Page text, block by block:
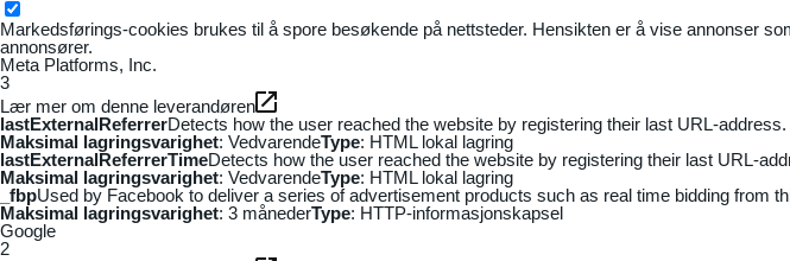
Markedsførings-cookies brukes til å spore besøkende på nettsteder. Hensikten er å vise annonser
annonsører.
Meta Platforms, Inc.
3
Lær mer om denne leverandøren
lastExternalReferrerDetects how the user reached the website by registering their last URL-address.
Maksimal lagringsvarighet: VedvarendeType: HTML lokal lagring
lastExternalReferrerTimeDetects how the user reached the website by registering their last URL-
Maksimal lagringsvarighet: VedvarendeType: HTML lokal lagring
_fbpUsed by Facebook to deliver a series of advertisement products such as real time bidding from
Maksimal lagringsvarighet: 3 månederType: HTTP-informasjonskapsel
Google
2